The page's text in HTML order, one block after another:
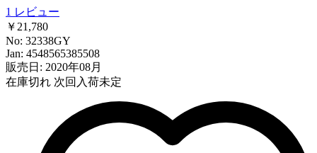
1 レビュー
￥21,780
No: 32338GY
Jan: 4548565385508
販売日: 2020年08月
在庫切れ 次回入荷未定